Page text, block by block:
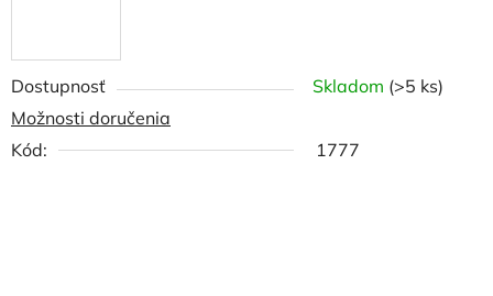
Dostupnosť Skladom (>5 ks)
Možnosti doručenia
Kód:
1777